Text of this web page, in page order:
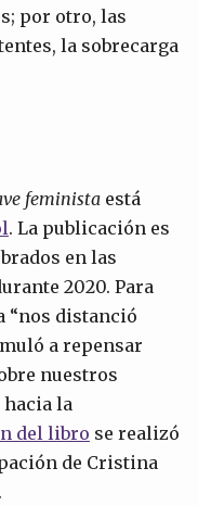
por otro, las
la sobrecarga
feminista está
. La publicación es
en las
2020. Para
“nos distanció
a repensar
nuestros
la
del libro se realizó
de Cristina